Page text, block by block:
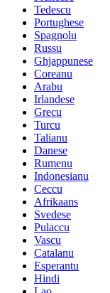
Tedescu
Portughese
Spagnolu
Russu
Ghjappunese
Coreanu
Arabu
Irlandese
Grecu
Turcu
Talianu
Danese
Rumenu
Indonesianu
Ceccu
Afrikaans
Svedese
Pulaccu
Vascu
Catalanu
Esperantu
Hindi